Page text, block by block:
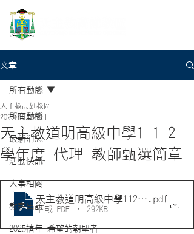
文章
所有動態
最新消息
活動快訊
人事相關
教宗出訪
2025禧年-希望的朝聖者
所有動態
天主教道明高級中學1 1 2
學年度 代理 教師甄選簡章
天主教高雄教區
2023年6月29日
天主教道明高級中學112學年度代理
.pdf
下載 PDF • 292KB